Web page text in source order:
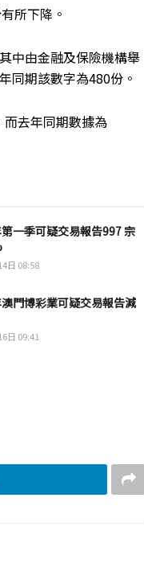
所下降。
中由金融及保險機構舉
同期該數字為480份。
去年同期數據為
一季可疑交易報告997 宗
日 08:58
門博彩業可疑交易報告減
日 09:41